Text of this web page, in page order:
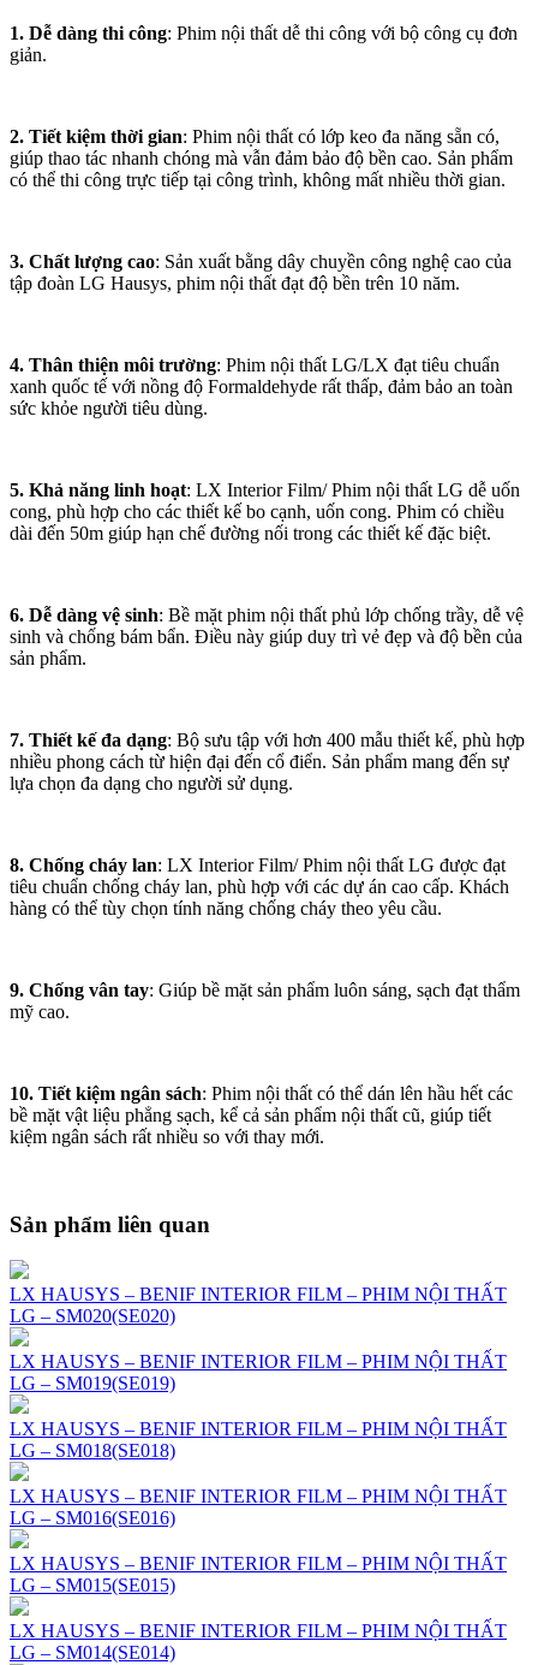
1. Dễ dàng thi công: Phim nội thất dễ thi công với bộ công cụ đơn
giản.
2. Tiết kiệm thời gian: Phim nội thất có lớp keo đa năng sẵn có,
giúp thao tác nhanh chóng mà vẫn đảm bảo độ bền cao. Sản phẩm
có thể thi công trực tiếp tại công trình, không mất nhiều thời gian.
3. Chất lượng cao: Sản xuất bằng dây chuyền công nghệ cao của
tập đoàn LG Hausys, phim nội thất đạt độ bền trên 10 năm.
4. Thân thiện môi trường: Phim nội thất LG/LX đạt tiêu chuẩn
xanh quốc tế với nồng độ Formaldehyde rất thấp, đảm bảo an toàn
sức khỏe người tiêu dùng.
5. Khả năng linh hoạt: LX Interior Film/ Phim nội thất LG dễ uốn
cong, phù hợp cho các thiết kế bo cạnh, uốn cong. Phim có chiều
dài đến 50m giúp hạn chế đường nối trong các thiết kế đặc biệt.
6. Dễ dàng vệ sinh: Bề mặt phim nội thất phủ lớp chống trầy, dễ vệ
sinh và chống bám bẩn. Điều này giúp duy trì vẻ đẹp và độ bền của
sản phẩm.
7. Thiết kế đa dạng: Bộ sưu tập với hơn 400 mẫu thiết kế, phù hợp
nhiều phong cách từ hiện đại đến cổ điển. Sản phẩm mang đến sự
lựa chọn đa dạng cho người sử dụng.
8. Chống cháy lan: LX Interior Film/ Phim nội thất LG được đạt
tiêu chuẩn chống cháy lan, phù hợp với các dự án cao cấp. Khách
hàng có thể tùy chọn tính năng chống cháy theo yêu cầu.
9. Chống vân tay: Giúp bề mặt sản phẩm luôn sáng, sạch đạt thẩm
mỹ cao.
10. Tiết kiệm ngân sách: Phim nội thất có thể dán lên hầu hết các
bề mặt vật liệu phẳng sạch, kể cả sản phẩm nội thất cũ, giúp tiết
kiệm ngân sách rất nhiều so với thay mới.
Sản phẩm liên quan
LX HAUSYS – BENIF INTERIOR FILM – PHIM NỘI THẤT
LG – SM020(SE020)
LX HAUSYS – BENIF INTERIOR FILM – PHIM NỘI THẤT
LG – SM019(SE019)
LX HAUSYS – BENIF INTERIOR FILM – PHIM NỘI THẤT
LG – SM018(SE018)
LX HAUSYS – BENIF INTERIOR FILM – PHIM NỘI THẤT
LG – SM016(SE016)
LX HAUSYS – BENIF INTERIOR FILM – PHIM NỘI THẤT
LG – SM015(SE015)
LX HAUSYS – BENIF INTERIOR FILM – PHIM NỘI THẤT
LG – SM014(SE014)